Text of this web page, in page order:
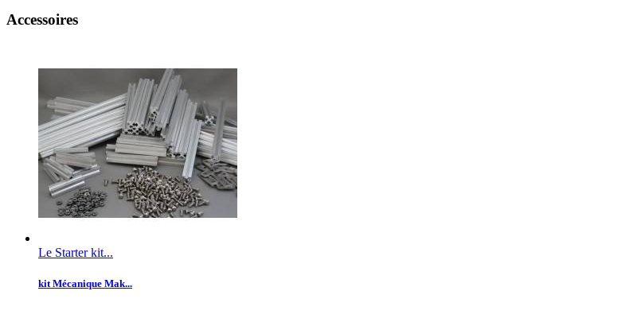
Accessoires
Le Starter kit...
kit Mécanique Mak...